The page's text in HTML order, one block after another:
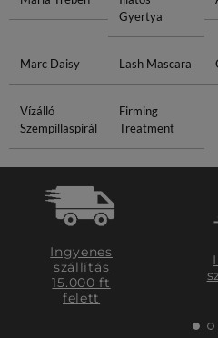
Gyertya
Marc Daisy Lash Mascara
Vízálló
Szempillaspirál
Firming
Treatment
Ingyenes
szállítás
15.000 ft
felett